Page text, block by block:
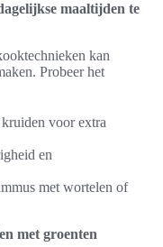
maaltijden te
kan
Probeer het
voor extra
en
met wortelen of
met groenten